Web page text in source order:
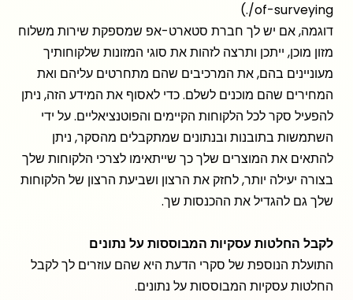
of-surveying/.)
דוגמה, אם יש לך חברת סטארט-אפ שמספקת שירות משלוח
מזון מוכן, ייתכן ותרצה לזהות את סוגי המזונות שלקוחותיך
מעוניינים בהם, את המרכיבים שהם מתחרטים עליהם ואת
המחירים שהם מוכנים לשלם. כדי לאסוף את המידע הזה, ניתן
להפעיל סקר לכל הלקוחות הקיימים והפוטנציאליים. על ידי
השתמשות בתובנות ובנתונים שמתקבלים מהסקר, ניתן
להתאים את המוצרים שלך כך שייתאימו לצרכי הלקוחות שלך
בצורה יעילה יותר, לחזק את הרצון ושביעת הרצון של הלקוחות
שלך גם להגדיל את ההכנסות שך.
לקבל החלטות עסקיות המבוססות על נתונים
התועלת הנוספת של סקרי הדעת היא שהם עוזרים לך לקבל
החלטות עסקיות המבוססות על נתונים.